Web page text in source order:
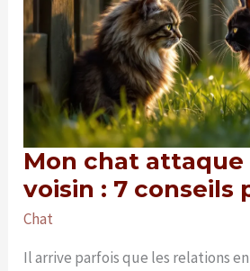
Mon chat
voisin : 7 conseils
Chat
Il arrive parfois que les relations